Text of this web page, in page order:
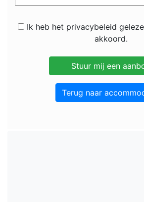
Ik heb het privacybeleid
akkoord.
Terug naar